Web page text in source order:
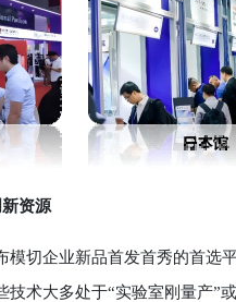
资源
企业新品首发首秀的首选
术大多处于“实验室刚量产”